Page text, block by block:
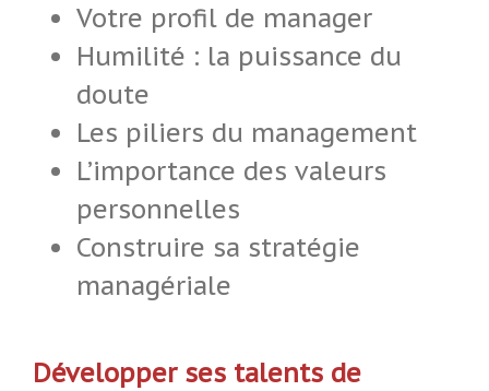
Votre profil de manager
Humilité : la puissance du
doute
Les piliers du management
L’importance des valeurs
personnelles
Construire sa stratégie
managériale
Développer ses talents de